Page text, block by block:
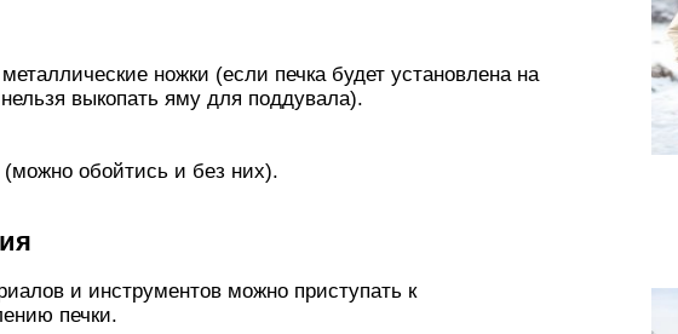
ножки (если печка будет установлена на
выкопать яму для поддувала).
обойтись и без них).
и инструментов можно приступать к
печки.